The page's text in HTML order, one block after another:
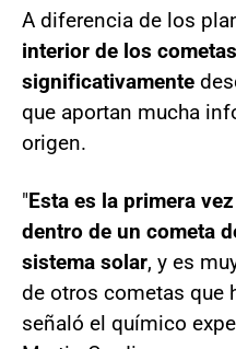
A diferencia de los
interior de los
significativamente
que aportan mucha
origen.
"Esta es la primera
dentro de un cometa
sistema solar, y es
de otros cometas que
señaló el químico